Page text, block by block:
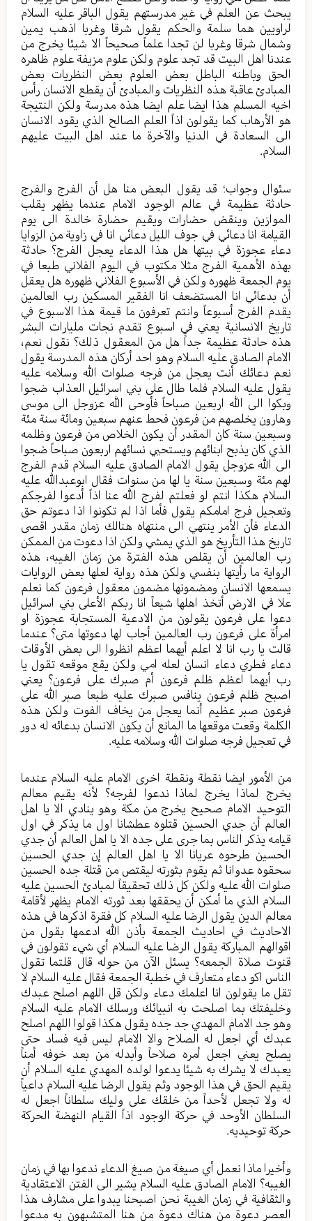
يبحث عن العلم في غير مدرستهم يقول الباقر عليه السلام
لراويين هما سلمة والحكم يقول شرقا وغربا اذهب يمين
وشمال شرقا وغربا لن تجدا علماً صحيحاً الا شيئا يخرج من
عندنا اهل البيت قد تجد علوم ولكن علوم مزيفة علوم ظاهره
الحق وباطنه الباطل بعض العلوم بعض النظريات بعض
المبادئ عاقبة هذه النظريات والمبادئ أن يقطع الانسان رأس
اخيه المسلم هذا ايضا علم ايضا هذه مدرسة ولكن النتيجة
هو الأرهاب كما يقولون اذاً العلم الصالح الذي يقود الانسان
الى السعادة في الدنيا والآخرة ما عند اهل البيت عليهم
السلام.
سئوال وجواب؛ قد يقول البعض منا هل أن الفرج والفرج
حادثة عظيمة في عالم الوجود الامام عندما يظهر يقلب
الموازين وينقض حضارات ويقيم حضارة خالدة الى يوم
القيامة انا دعائي في جوف الليل دعائي انا في زاوية من الزوايا
دعاء عجوزة في بيتها هل هذا الدعاء يعجل الفرج؟ حادثة
بهذه الأهمية الفرج مثلا مكتوب في اليوم الفلاني طبعا في
يوم الجمعة ظهوره ولكن في الأسبوع الفلاني ظهوره هل يعقل
أن بدعائي انا المستضعف انا الفقير المسكين رب العالمين
يقدم الفرج أسبوعاً وانتم تعرفون ما قيمة هذا الاسبوع في
تاريخ الانسانية يعني في اسبوع تقدم نجات مليارات البشر
هذه حادثة عظيمة جداً هل من المعقول ذلك؟ نقول نعم،
الامام الصادق عليه السلام وهو احد أركان هذه المدرسة يقول
نعم دعائك أنت يعجل من فرجه صلوات الله وسلامه عليه
يقول عليه السلام فلما طال على بني اسرائيل العذاب ضجوا
وبكوا الى الله اربعين صباحاً فأوحى الله عزوجل الى موسى
وهارون يخلصهم من فرعون فحط عنهم سبعين ومائة سنة مئة
وسبعين سنة كان المقدر أن يكون الخلاص من فرعون وظلمه
الذي كان يذبح ابنائهم ويستحيي نسائهم اربعون صباحاً ضجوا
الى الله عزوجل يقول الامام الصادق عليه السلام قدم الفرج
لهم مئة وسبعين سنة يا لها من سنوات فقال ابوعبدالله عليه
السلام هكذا انتم لو فعلتم لفرج الله عنا اذاً أدعوا لفرجكم
وتعجيل فرج امامكم يقول فأما اذا لم تكونوا اذا دعوتم حق
الدعاء فأن الأمر ينتهي الى منتهاه هنالك زمان مقدر اقصى
تاريخ هذا التأريخ هو الذي يمشي ولكن اذا دعوت من الممكن
رب العالمين أن يقلص هذه الفترة من زمان الغيبه، هذه
الرواية ما رأيتها بنفسي ولكن هذه رواية لعلها بعض الروايات
يسمعها الانسان ومضمونها مضمون معقول فرعون كما نعلم
علا في الارض أتخذ اهلها شيعاً انا ربكم الأعلى بني اسرائيل
دعوا على فرعون يقولون من الادعية المستجابة عجوزة او
امرأة على فرعون رب العالمين أجاب لها دعوتها متى؟ عندما
قالت يا رب انا لا اعلم أيهما اعظم انظروا الى بعض الأوقات
دعاء فطري دعاء انسان لعله امي ولكن يقع موقعه تقول يا
رب أيهما اعظم ظلم فرعون أم صبرك على فرعون؟ يعني
اصبح ظلم فرعون ينافس صبرك عليه طبعا صبر الله على
فرعون صبر عظيم أنما يعجل من يخاف الفوت ولكن هذه
الكلمة وقعت موقعها ما المانع أن يكون الانسان بدعائه له دور
في تعجيل فرجه صلوات الله وسلامه عليه.
من الأمور ايضا نقطة ونقطة اخرى الامام عليه السلام عندما
يخرج لماذا يخرج لماذا ندعوا لفرجه؟ لأنه يقيم معالم
التوحيد الامام صحيح يخرج من مكة وهو ينادي الا يا اهل
العالم أن جدي الحسين قتلوه عطشانا اول ما يذكر في اول
قيامه يذكر الناس بما جرى على جده الا يا اهل العالم أن جدي
الحسين طرحوه عريانا الا يا اهل العالم إن جدي الحسين
سحقوه عدوانا ثم يقوم بثورته ليقتص من قتلة جده الحسين
صلوات الله عليه ولكن كل ذلك تحقيقاً لمبادئ الحسين عليه
السلام الذي ما أمكن أن يحققها بعد ثورته الامام يظهر لأقامة
معالم الدين يقول الرضا عليه السلام كل فقرة اذكرها في هذه
الاحاديث في احاديث الجمعة بأذن الله ادعمها بقول من
اقوالهم المباركة يقول الرضا عليه السلام أي شيء تقولون في
قنوت صلاة الجمعه؟ يسئل الآن من حوله قال قلتما تقول
الناس اكو دعاء متعارف في خطبة الجمعة فقال عليه السلام لا
تقل ما يقولون انا اعلمك دعاء ولكن قل اللهم اصلح عبدك
وخليفتك بما اصلحت به انبيائك ورسلك الامام عليه السلام
وهو جد الامام المهدي جد جده يقول هكذا قولوا اللهم اصلح
عبدك أي اجعل له الصلاح والا الامام ليس فيه فساد حتى
يصلح يعني اجعل أمره صلاحاً وأبدله من بعد خوفه أمناً
يعبدك لا يشرك به شيئا يدعوا لولده المهدي عليه السلام أن
يقيم الحق في هذا الوجود وثم يقول الرضا عليه السلام داعياً
له ولا تجعل لأحداً من خلقك على وليك سلطاناً اجعل له
السلطان الأوحد في حركة الوجود اذاً القيام النهضة الحركة
حركة توحيديه.
وأخيرا ماذا نعمل أي صيغة من صيغ الدعاء ندعوا بها في زمان
الغيبه؟ الامام الصادق عليه السلام يشير الى الفتن الاعتقادية
والثقافية في زمان الغيبة نحن اصبحنا يبدوا على مشارف هذا
العصر دعوة من هناك دعوة من هنا المتشبهون به مدعوا